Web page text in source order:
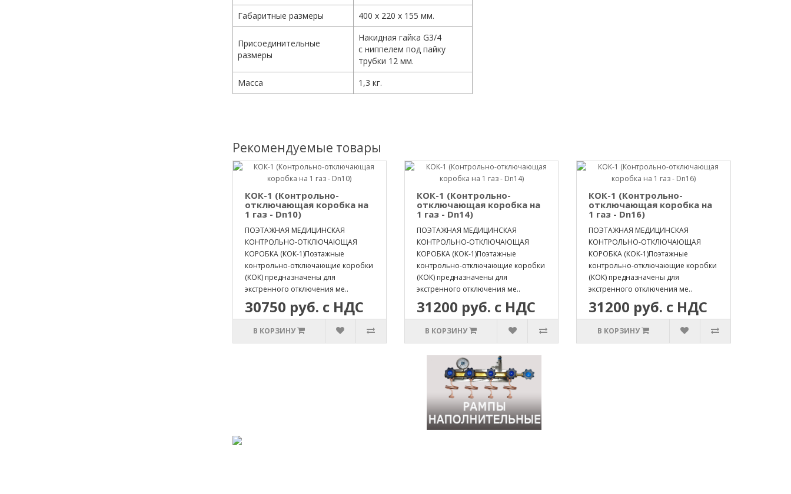
Габаритные размеры 400 х 220 х 155 мм.
Присоединительные
размеры
Накидная гайка G3/4
с ниппелем под пайку
трубки 12 мм.
Масса
1,3 кг.
Рекомендуемые товары
КОК-1 (Контрольно-
отключающая коробка на
1 газ - Dn10)
ПОЭТАЖНАЯ МЕДИЦИНСКАЯ
КОНТРОЛЬНО-ОТКЛЮЧАЮЩАЯ
КОРОБКА (КОК-1)Поэтажные
контрольно-отключающие коробки
(КОК) предназначены для
экстренного отключения ме..
30750 руб. с НДС
В КОРЗИНУ
КОК-1 (Контрольно-
отключающая коробка на
1 газ - Dn14)
ПОЭТАЖНАЯ МЕДИЦИНСКАЯ
КОНТРОЛЬНО-ОТКЛЮЧАЮЩАЯ
КОРОБКА (КОК-1)Поэтажные
контрольно-отключающие коробки
(КОК) предназначены для
экстренного отключения ме..
31200 руб. с НДС
В КОРЗИНУ
КОК-1 (Контрольно-
отключающая коробка на
1 газ - Dn16)
ПОЭТАЖНАЯ МЕДИЦИНСКАЯ
КОНТРОЛЬНО-ОТКЛЮЧАЮЩАЯ
КОРОБКА (КОК-1)Поэтажные
контрольно-отключающие коробки
(КОК) предназначены для
экстренного отключения ме..
31200 руб. с НДС
В КОРЗИНУ